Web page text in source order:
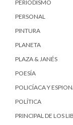
PERIODISMO
PERSONAL
PINTURA
PLANETA
PLAZA & JANÉS
POESÍA
POLICÍACA Y
POLÍTICA
PRINCIPAL DE LOS